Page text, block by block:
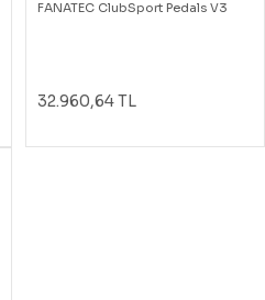
FANATEC ClubSport Pedals V3
32.960,64 TL